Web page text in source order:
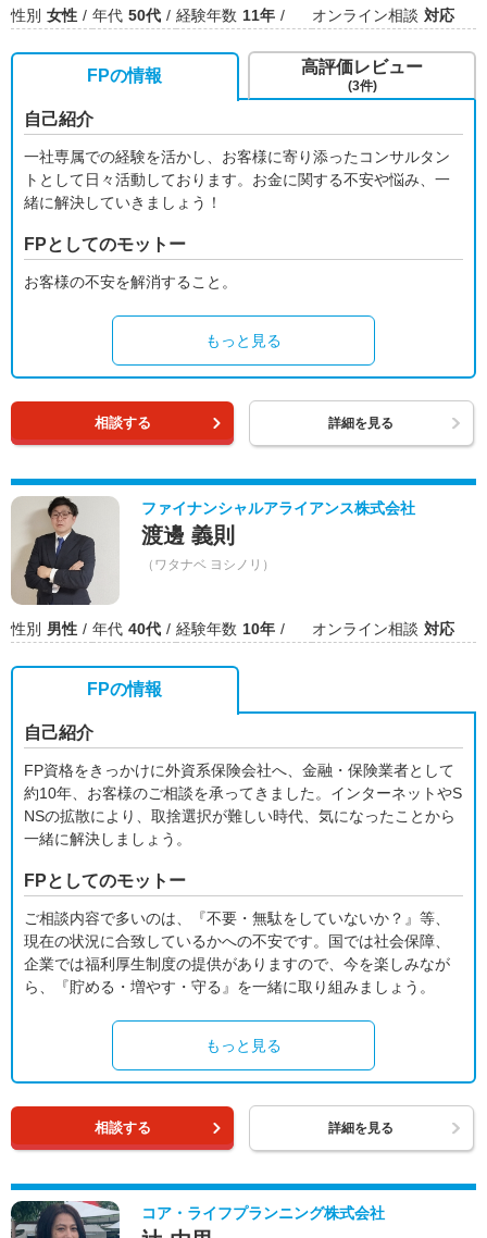
性別 女性 年代 50代 経験年数 11年 オンライン相談 対応
FPの情報
自己紹介
一社専属での経験を活かし、お客様に寄り添ったコンサルタン
トとして日々活動しております。お金に関する不安や悩み、一
緒に解決していきましょう！
FPとしてのモットー
お客様の不安を解消すること。
もっと見る
高評価レビュー
(3件)
相談する 詳細を見る
ファイナンシャルアライアンス株式会社
渡邊 義則
（ワタナベ ヨシノリ）
性別 男性 年代 40代 経験年数 10年 オンライン相談 対応
FPの情報
自己紹介
FP資格をきっかけに外資系保険会社へ、金融・保険業者として
約10年、お客様のご相談を承ってきました。インターネットやS
NSの拡散により、取捨選択が難しい時代、気になったことから
一緒に解決しましょう。
FPとしてのモットー
ご相談内容で多いのは、『不要・無駄をしていないか？』等、
現在の状況に合致しているかへの不安です。国では社会保障、
企業では福利厚生制度の提供がありますので、今を楽しみなが
ら、『貯める・増やす・守る』を一緒に取り組みましょう。
もっと見る
相談する 詳細を見る
コア・ライフプランニング株式会社